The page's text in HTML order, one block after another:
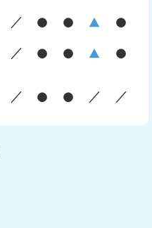
／ ● ● ▲ ●
／ ● ● ▲ ●
／ ● ● ／ ／